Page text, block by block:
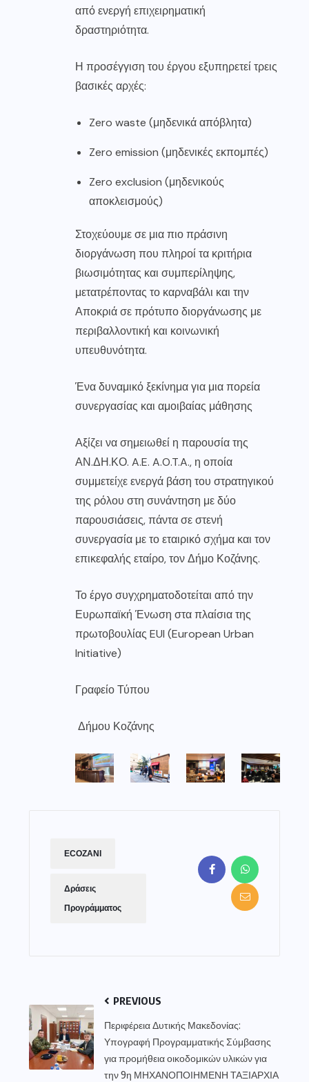
από ενεργή επιχειρηματική
δραστηριότητα.
Η προσέγγιση του έργου εξυπηρετεί τρεις
βασικές αρχές:
Zero waste (μηδενικά απόβλητα)
Zero emission (μηδενικές εκπομπές)
Zero exclusion (μηδενικούς
αποκλεισμούς)
Στοχεύουμε σε μια πιο πράσινη
διοργάνωση που πληροί τα κριτήρια
βιωσιμότητας και συμπερίληψης,
μετατρέποντας το καρναβάλι και την
Αποκριά σε πρότυπο διοργάνωσης με
περιβαλλοντική και κοινωνική
υπευθυνότητα.
Ένα δυναμικό ξεκίνημα για μια πορεία
συνεργασίας και αμοιβαίας μάθησης
Αξίζει να σημειωθεί η παρουσία της
ΑΝ.ΔΗ.ΚΟ. A.E. A.O.T.A., η οποία
συμμετείχε ενεργά βάση του στρατηγικού
της ρόλου στη συνάντηση με δύο
παρουσιάσεις, πάντα σε στενή
συνεργασία με το εταιρικό σχήμα και τον
επικεφαλής εταίρο, τον Δήμο Κοζάνης.
Το έργο συγχρηματοδοτείται από την
Ευρωπαϊκή Ένωση στα πλαίσια της
πρωτοβουλίας EUI (European Urban
Initiative)
Γραφείο Τύπου
Δήμου Κοζάνης
ECOZANI
Δράσεις
Προγράμματος
PREVIOUS
Περιφέρεια Δυτικής Μακεδονίας:
Υπογραφή Προγραμματικής Σύμβασης
για προμήθεια οικοδομικών υλικών για
την 9η ΜΗΧΑΝΟΠΟΙΗΜΕΝΗ ΤΑΞΙΑΡΧΙΑ